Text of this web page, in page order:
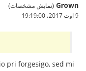
Grown (نمایش مشخصات)
9 اوت 2017،‏ 19:19:00
pri forgesigo, sed mi